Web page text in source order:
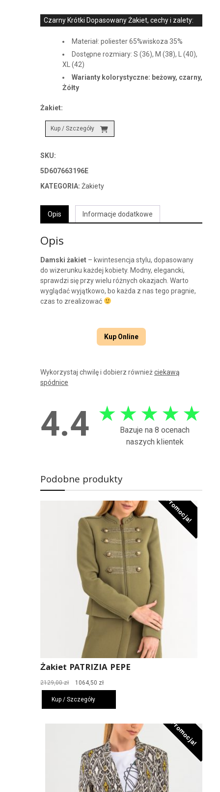
Czarny Krótki Dopasowany Żakiet, cechy i zalety:
Materiał: poliester 65%wiskoza 35%
Dostępne rozmiary: S (36), M (38), L (40),
XL (42)
Warianty kolorystyczne: beżowy, czarny,
Żółty
Żakiet:
Kup / Szczegóły
SKU:
5D607663196E
KATEGORIA: Żakiety
Opis Informacje dodatkowe
Opis
Damski żakiet– kwintesencja stylu, dopasowany
do wizerunku każdej kobiety. Modny, elegancki,
sprawdzi się przy wielu różnych okazjach. Warto
wyglądać wyjątkowo, bo każda z nas tego pragnie,
czas to zrealizować
Kup Online
Wykorzystaj chwilę i dobierz równieżciekawą
spódnice
4.4 ★ ★ ★ ★ ★
Bazuje na 8 ocenach
naszych klientek
Podobne produkty
Promocja!
Żakiet PATRIZIA PEPE
2129,00zł
Pierwotna
cena
wynosiła:
2129,00 zł.
1064,50 złAktualna
cena
1064,50 zł.
Kup / Szczegóły
Promocja!